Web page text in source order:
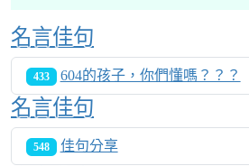
名言佳句
433 604的孩子，你們懂嗎？？？
名言佳句
548 佳句分享